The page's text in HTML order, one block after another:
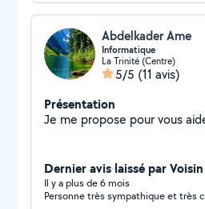
Abdelkader Ame
Informatique
La Trinité (Centre)
5/5 (11 avis)
Présentation
Je me propose pour vous
Dernier avis laissé par
Il y a plus de 6 mois
Personne très sympathique et très